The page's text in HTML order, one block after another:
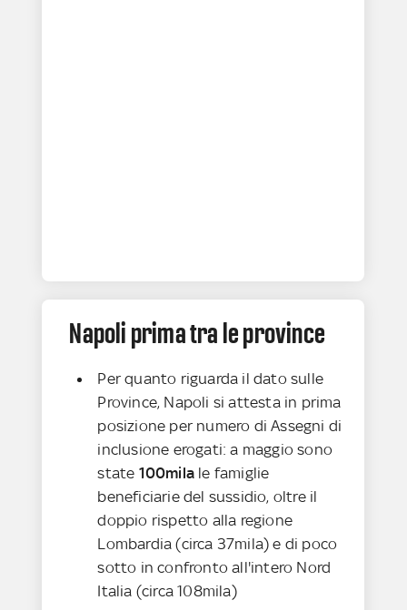
Napoli prima tra le province
Per quanto riguarda il dato sulle
Province, Napoli si attesta in prima
posizione per numero di Assegni di
inclusione erogati: a maggio sono
state 100mila le famiglie
beneficiarie del sussidio, oltre il
doppio rispetto alla regione
Lombardia (circa 37mila) e di poco
sotto in confronto all'intero Nord
Italia (circa 108mila)